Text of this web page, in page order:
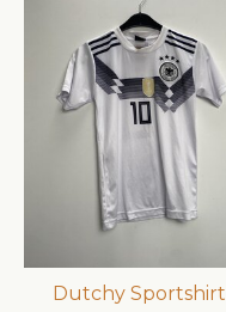
Dutchy Sportshirt